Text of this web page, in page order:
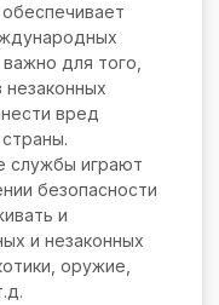
для того,
вред
службы играют
безопасности
и
и незаконных
оружие,